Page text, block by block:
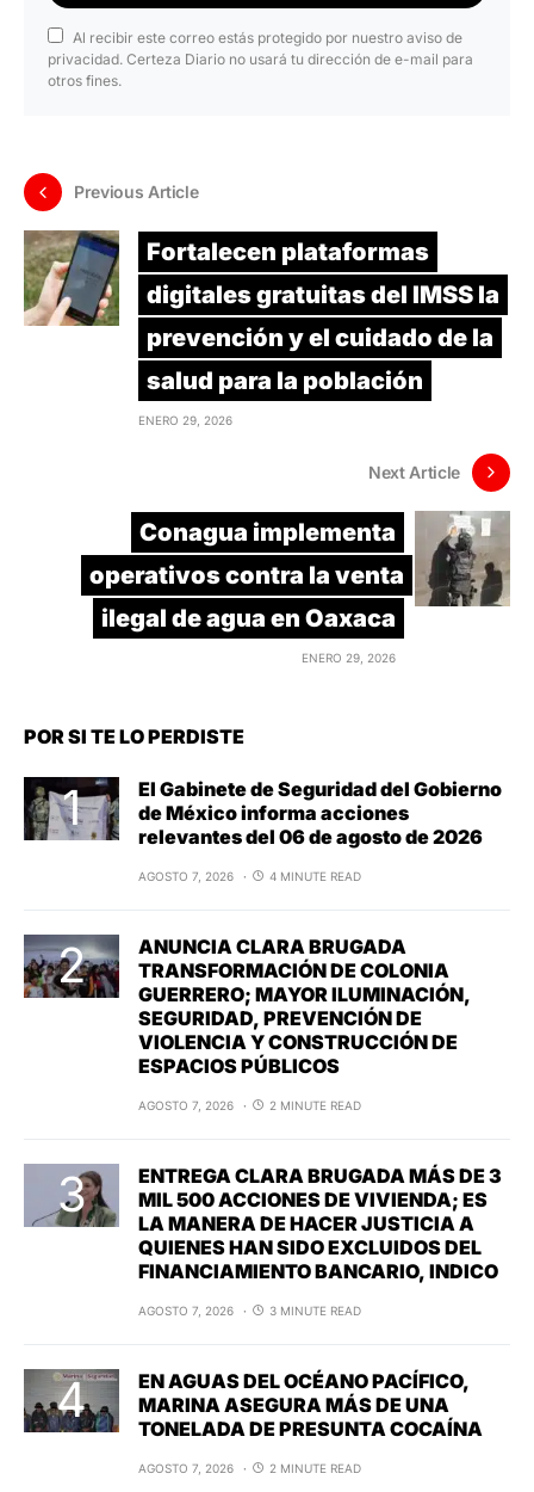
Al recibir este correo estás protegido por nuestro aviso de
privacidad. Certeza Diario no usará tu dirección de e-mail para
otros fines.
Previous Article
Fortalecen plataformas
digitales gratuitas del IMSS la
prevención y el cuidado de la
salud para la población
ENERO 29, 2026
Next Article
Conagua implementa
operativos contra la venta
ilegal de agua en Oaxaca
ENERO 29, 2026
POR SI TE LO PERDISTE
El Gabinete de Seguridad del Gobierno
de México informa acciones
relevantes del 06 de agosto de 2026
AGOSTO 7, 2026 4 MINUTE READ
ANUNCIA CLARA BRUGADA
TRANSFORMACIÓN DE COLONIA
GUERRERO; MAYOR ILUMINACIÓN,
SEGURIDAD, PREVENCIÓN DE
VIOLENCIA Y CONSTRUCCIÓN DE
ESPACIOS PÚBLICOS
AGOSTO 7, 2026 2 MINUTE READ
ENTREGA CLARA BRUGADA MÁS DE 3
MIL 500 ACCIONES DE VIVIENDA; ES
LA MANERA DE HACER JUSTICIA A
QUIENES HAN SIDO EXCLUIDOS DEL
FINANCIAMIENTO BANCARIO, INDICO
AGOSTO 7, 2026 3 MINUTE READ
EN AGUAS DEL OCÉANO PACÍFICO,
MARINA ASEGURA MÁS DE UNA
TONELADA DE PRESUNTA COCAÍNA
AGOSTO 7, 2026 2 MINUTE READ